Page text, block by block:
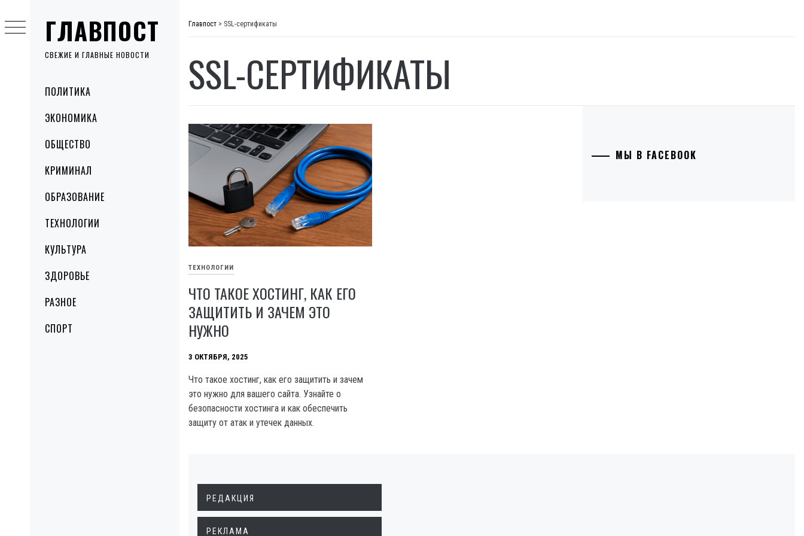
ГЛАВПОСТ
СВЕЖИЕ И ГЛАВНЫЕ НОВОСТИ
MenuПОЛИТИКА
ЭКОНОМИКА
ОБЩЕСТВО
КРИМИНАЛ
ОБРАЗОВАНИЕ
ТЕХНОЛОГИИ
КУЛЬТУРА
ЗДОРОВЬЕ
РАЗНОЕ
СПОРТ
to
content
Главпост > SSL-сертификаты
SSL-СЕРТИФИКАТЫ
ТЕХНОЛОГИИ
ЧТО ТАКОЕ ХОСТИНГ, КАК ЕГО
ЗАЩИТИТЬ И ЗАЧЕМ ЭТО
НУЖНО
3 ОКТЯБРЯ, 2025
Что такое хостинг, как его защитить и зачем
это нужно для вашего сайта. Узнайте о
безопасности хостинга и как обеспечить
защиту от атак и утечек данных.
МЫ В FACEBOOK
РЕДАКЦИЯ
РЕКЛАМА